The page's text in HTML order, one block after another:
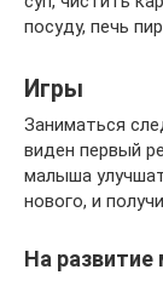
посуду, печь
Игры
Заниматься
виден первый
малыша
нового, и
На